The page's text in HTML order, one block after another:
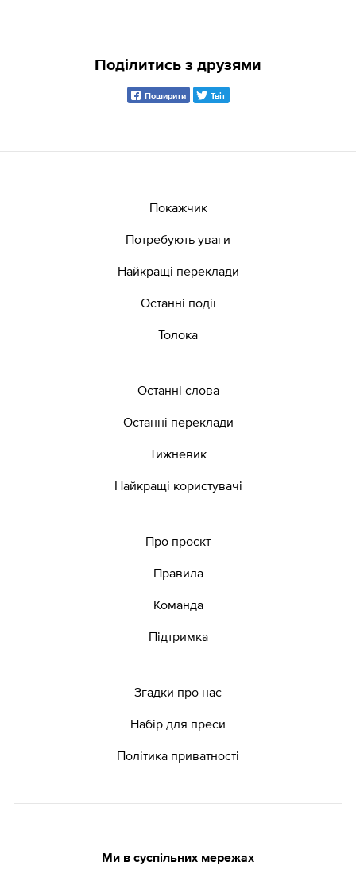
Поділитись з друзями
Поширити Твіт
Покажчик
Потребують уваги
Найкращі переклади
Останні події
Толока
Останні слова
Останні переклади
Тижневик
Найкращі користувачі
Про проєкт
Правила
Команда
Підтримка
Згадки про нас
Набір для преси
Політика приватності
Ми в суспільних мережах